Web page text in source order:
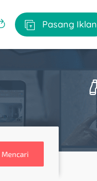
Pasang Iklan
Mencari